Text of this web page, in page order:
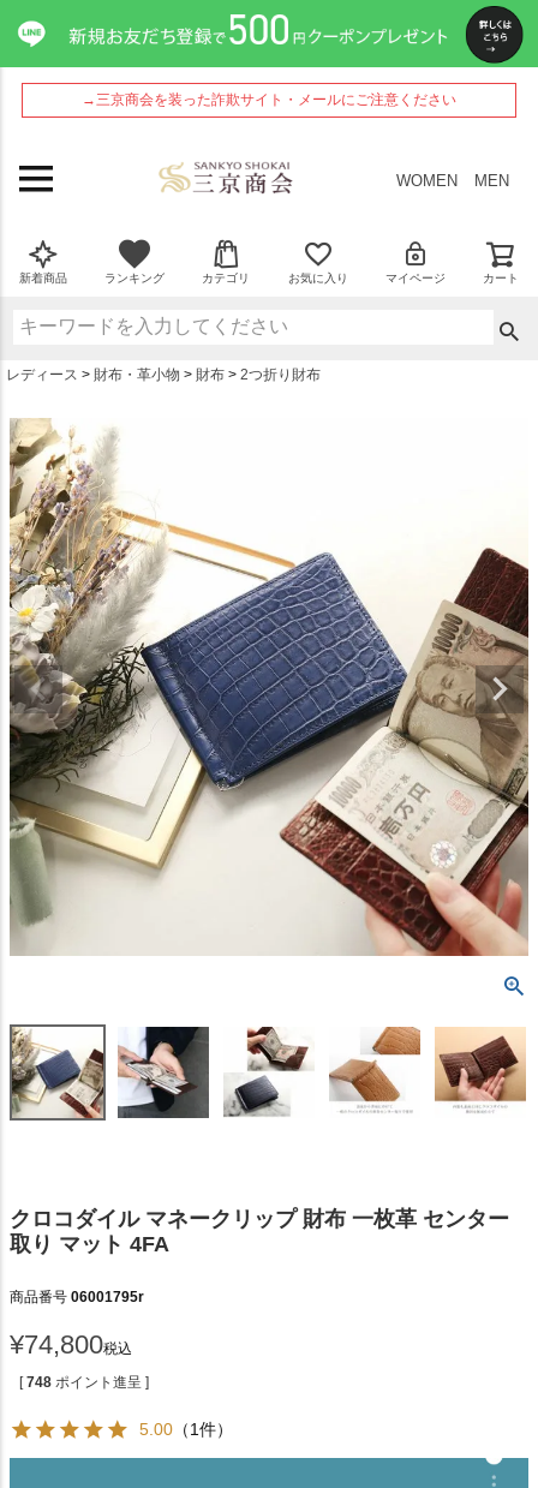
→三京商会を装った詐欺サイト・メールにご注意ください
WOMEN MEN
新着商品 ランキング カテゴリ お気に入り マイページ カート
レディース 財布・革小物 財布 2つ折り財布
クロコダイル マネークリップ 財布 一枚革 センター
取り マット 4FA
商品番号 06001795r
¥74,800税込
[ 748 ポイント進呈 ]
5.00 （1件）
ペー
ジト
ップ
へ